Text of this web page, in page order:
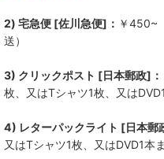
Bad Operation
ALL LIVING THINGS
BACKSKiD
2) 宅急便 [佐川急便]： ￥450~
送）
3) クリックポスト [日本郵政]：
枚、又はTシャツ1枚、又は
4) レターパックライト [日本郵
又はTシャツ1枚、又はDVD1本